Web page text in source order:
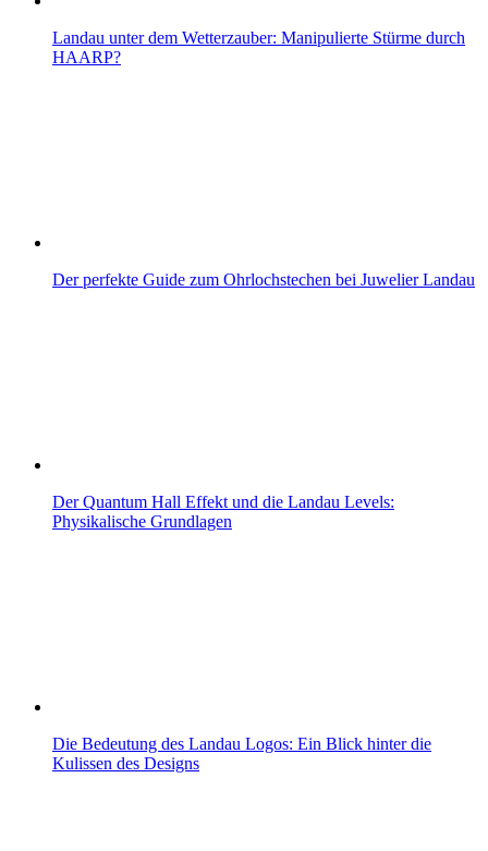
Landau unter dem Wetterzauber: Manipulierte Stürme durch
HAARP?
Der perfekte Guide zum Ohrlochstechen bei Juwelier Landau
Der Quantum Hall Effekt und die Landau Levels:
Physikalische Grundlagen
Die Bedeutung des Landau Logos: Ein Blick hinter die
Kulissen des Designs